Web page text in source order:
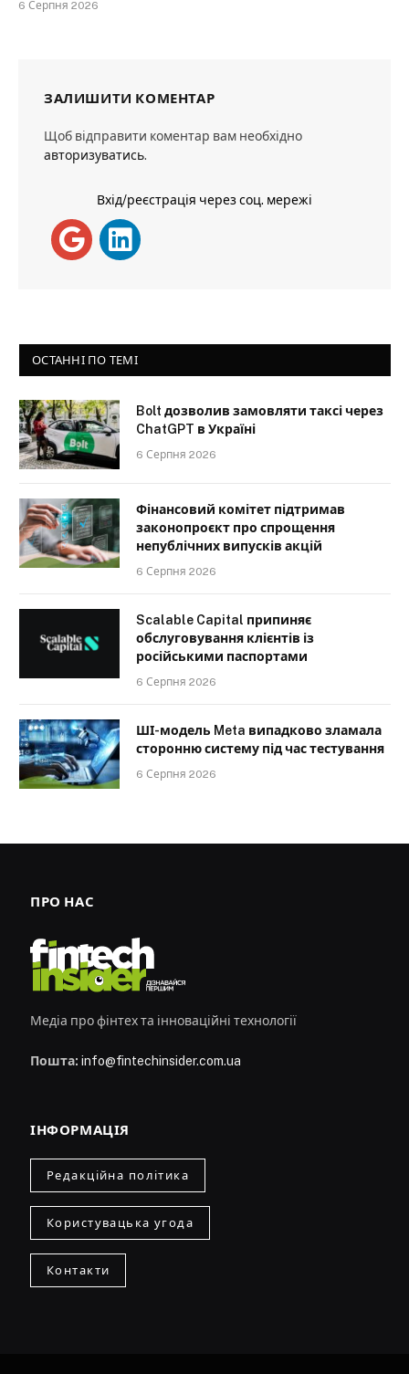
6 Серпня 2026
ЗАЛИШИТИ КОМЕНТАР
Щоб відправити коментар вам необхідно
авторизуватись.
Вхід/реєстрація через соц. мережі
ОСТАННІ ПО ТЕМІ
Bolt дозволив замовляти таксі через
ChatGPT в Україні
6 Серпня 2026
Фінансовий комітет підтримав
законопроєкт про спрощення
непублічних випусків акцій
6 Серпня 2026
Scalable Capital припиняє
обслуговування клієнтів із
російськими паспортами
6 Серпня 2026
ШІ-модель Meta випадково зламала
сторонню систему під час тестування
6 Серпня 2026
ПРО НАС
Медіа про фінтех та інноваційні технології
Пошта: info@fintechinsider.com.ua
ІНФОРМАЦІЯ
Редакційна політика
Користувацька угода
Контакти